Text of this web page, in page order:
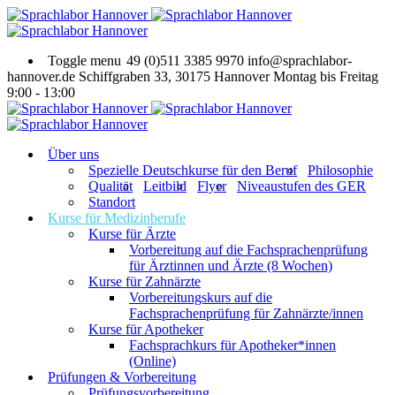
Toggle menu 49 (0)511 3385 9970 info@sprachlabor-
hannover.de Schiffgraben 33, 30175 HannoverMontag bis Freitag
9:00 - 13:00
Über uns
Spezielle Deutschkurse für den Beruf
Philosophie
Qualität
Leitbild Flyer
Niveaustufen des GER
Standort
Kurse für Medizinberufe
Kurse für Ärzte
Vorbereitung auf die Fachsprachenprüfung
für Ärztinnen und Ärzte (8 Wochen)
Kurse für Zahnärzte
Vorbereitungskurs auf die
Fachsprachenprüfung für Zahnärzte/innen
Kurse für Apotheker
Fachsprachkurs für Apotheker*innen
(Online)
Prüfungen & Vorbereitung